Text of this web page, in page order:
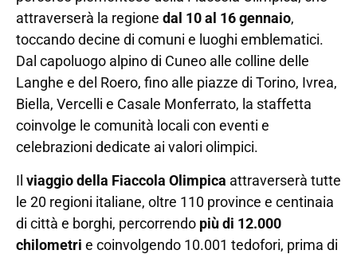
attraverserà la regione dal 10 al 16 gennaio,
toccando decine di comuni e luoghi emblematici.
Dal capoluogo alpino di Cuneo alle colline delle
Langhe e del Roero, fino alle piazze di Torino, Ivrea,
Biella, Vercelli e Casale Monferrato, la staffetta
coinvolge le comunità locali con eventi e
celebrazioni dedicate ai valori olimpici.
Il viaggio della Fiaccola Olimpica attraverserà tutte
le 20 regioni italiane, oltre 110 province e centinaia
di città e borghi, percorrendo più di 12.000
chilometri e coinvolgendo 10.001 tedofori, prima di